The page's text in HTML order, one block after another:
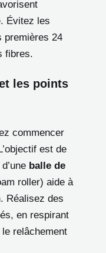
Évitez les
premières 24
fibres.
les points
commencer
est de
balle de
roller) aide à
Réalisez des
en respirant
relâchement